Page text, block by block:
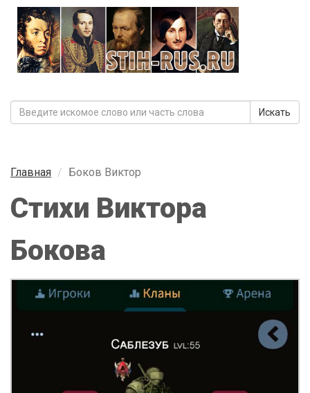
Искать
Главная Боков Виктор
Стихи Виктора
Бокова